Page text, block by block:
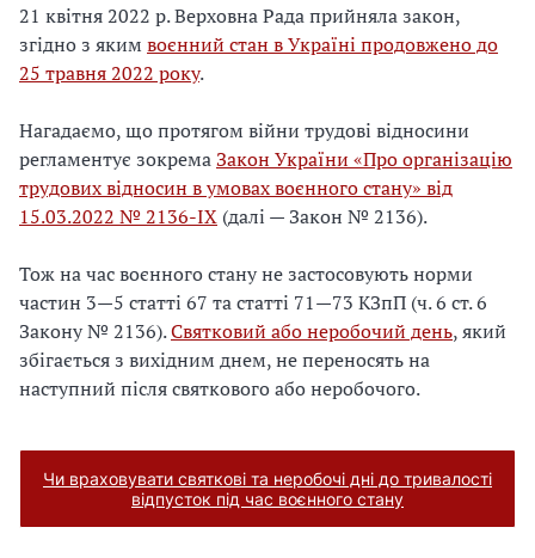
21 квітня 2022 р. Верховна Рада прийняла закон,
згідно з яким воєнний стан в Україні продовжено до
25 травня 2022 року.
Нагадаємо, що протягом війни трудові відносини
регламентує зокремаЗакон України «Про організацію
трудових відносин в умовах воєнного стану» від
15.03.2022 № 2136-IX (далі — Закон № 2136).
Тож на час воєнного стану не застосовують норми
частин 3—5 статті 67 та статті 71—73 КЗпП (ч. 6 ст. 6
Закону № 2136).Святковий або неробочий день, який
збігається з вихідним днем, не переносять на
наступний після святкового або неробочого.
Чи враховувати святкові та неробочі дні до тривалості
відпусток під час воєнного стану